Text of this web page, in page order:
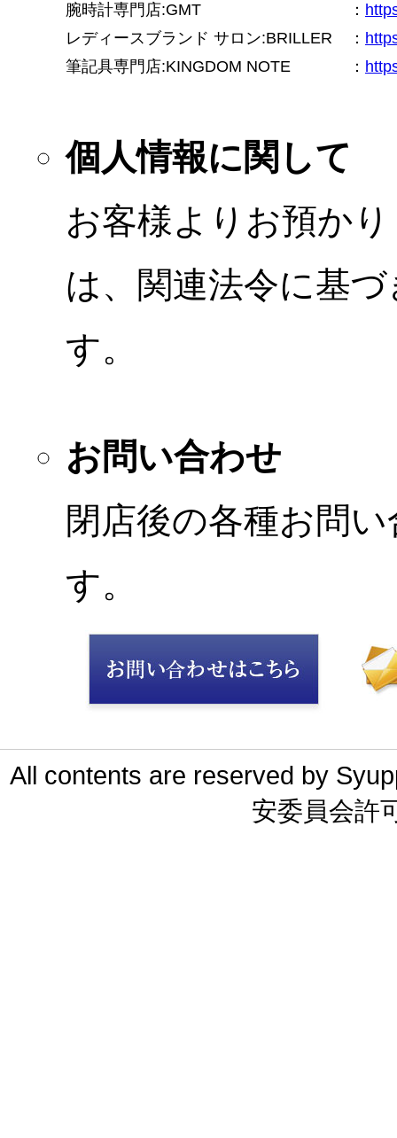
腕時計専門店:GMT
：
レディースブランド サロン:BRILLER
：
筆記具専門店:KINGDOM NOTE
：
個人情報に関して
お客様よりお預か
は、関連法令に基
す。
お問い合わせ
閉店後の各種お問
す。
All contents are reserved by
安委員会許